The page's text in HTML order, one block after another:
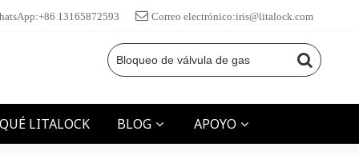
13165872593 Correo electrónico:iris@litalock.com
LITALOCK BLOG APOYO